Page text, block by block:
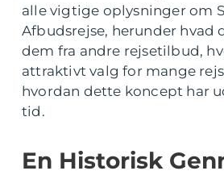
alle vigtige oplysninger om
Afbudsrejse, herunder hvad
dem fra andre rejsetilbud,
attraktivt valg for mange
hvordan dette koncept har
tid.
En Historisk